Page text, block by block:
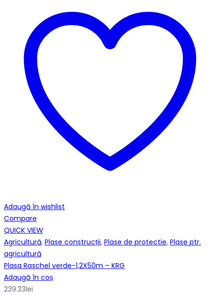
Adaugă în wishlist
Compare
QUICK VIEW
Agricultură, Plase construcții, Plase de protectie, Plase ptr.
agricultură
Plasa Raschel verde-1,2X50m – KRG
Adaugă în coș
239.33lei